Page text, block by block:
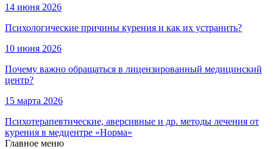
14 июня 2026
Психологические причины курения и как их устранить?
10 июня 2026
Почему важно обращаться в лицензированный медицинский
центр?
15 марта 2026
Психотерапевтические, аверсивные и др. методы лечения от
курения в медцентре «Норма»
Главное меню